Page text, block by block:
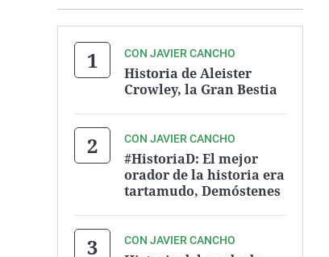
CON JAVIER CANCHO
Historia de Aleister
Crowley, la Gran Bestia
CON JAVIER CANCHO
#HistoriaD: El mejor
orador de la historia era
tartamudo, Demóstenes
CON JAVIER CANCHO